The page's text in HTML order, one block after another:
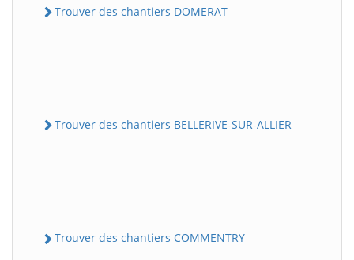
Trouver des chantiers DOMERAT
Trouver des chantiers BELLERIVE-SUR-ALLIER
Trouver des chantiers COMMENTRY